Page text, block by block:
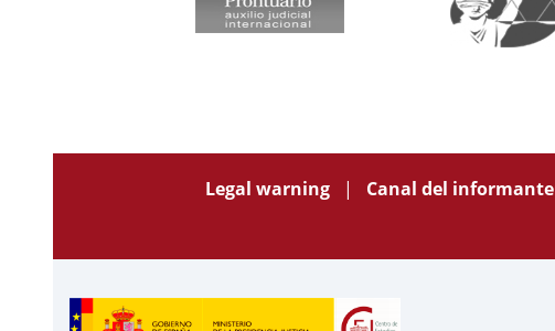
Legal warning Canal del informante